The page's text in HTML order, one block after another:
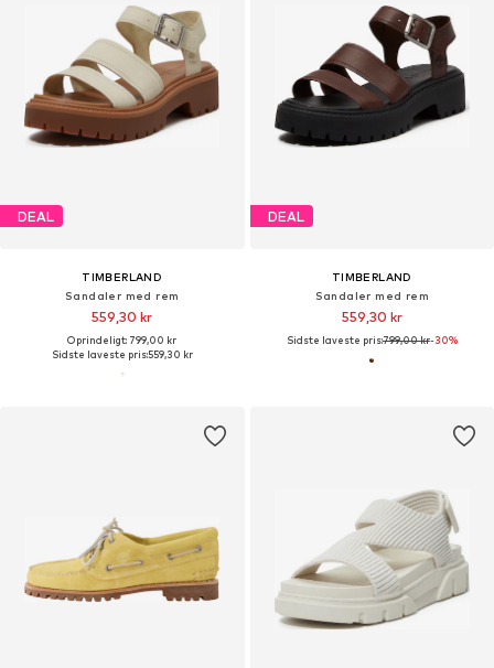
DEAL
TIMBERLAND
Sandaler med rem
559,30 kr
Oprindeligt: 799,00 kr
Sidste laveste pris:559,30 kr
DEAL
TIMBERLAND
Sandaler med rem
559,30 kr
Sidste laveste pris:799,00 kr-30%